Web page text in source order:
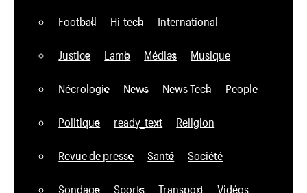
Football Hi-tech International
Justice Lamb Médias Musique
Nécrologie News News Tech People
Politique ready_text Religion
Revue de presse Santé Société
Sondage Sports Transport Vidéos